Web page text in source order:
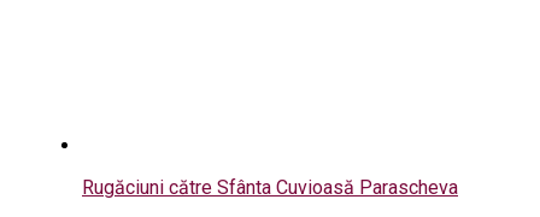
Rugăciuni către Sfânta Cuvioasă Parascheva